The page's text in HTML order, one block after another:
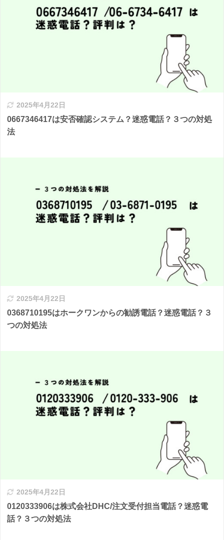
2025年4月22日
0667346417は安否確認システム？迷惑電話？３つの対処
法
2025年4月22日
0368710195はホークワンからの勧誘電話？迷惑電話？３
つの対処法
2025年4月22日
0120333906は株式会社DHC/注文受付担当電話？迷惑電
話？３つの対処法